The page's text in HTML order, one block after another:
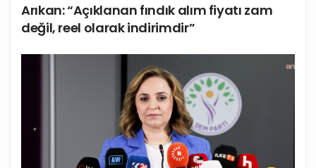
Arıkan: “Açıklanan fındık alım fiyatı zam
değil, reel olarak indirimdir”